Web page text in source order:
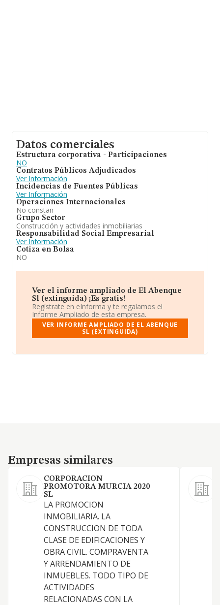
Datos comerciales
Estructura corporativa - Participaciones
NO
Contratos Públicos Adjudicados
Ver Información
Incidencias de Fuentes Públicas
Ver Información
Operaciones Internacionales
No constan
Grupo Sector
Construcción y actividades inmobiliarias
Responsabilidad Social Empresarial
Ver Información
Cotiza en Bolsa
NO
Ver el informe ampliado de El Abenque
Sl (extinguida) ¡Es gratis!
Regístrate en eInforma y te regalamos el
Informe Ampliado de esta empresa.
VER INFORME AMPLIADO DE EL ABENQUE
SL (EXTINGUIDA)
Empresas similares
Empresas similares
CORPORACION
PROMOTORA MURCIA 2020
SL
LA PROMOCION
INMOBILIARIA. LA
CONSTRUCCION DE TODA
CLASE DE EDIFICACIONES Y
OBRA CIVIL. COMPRAVENTA
Y ARRENDAMIENTO DE
INMUEBLES. TODO TIPO DE
ACTIVIDADES
RELACIONADAS CON LA